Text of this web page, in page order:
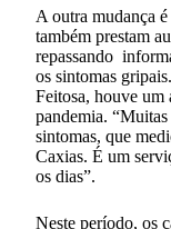
A outra mudança
também prestam
repassando
os sintomas
Feitosa, houve um
pandemia. “Muitas
sintomas, que
Caxias. É um
os dias”.
Neste período, os